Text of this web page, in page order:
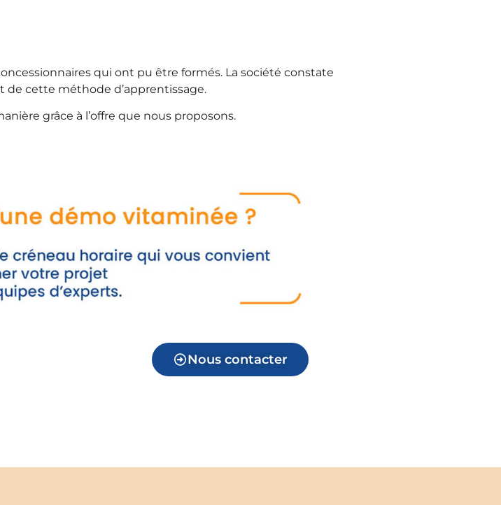
qui ont pu être formés. La société constate
cette méthode d’apprentissage.
grâce à l’offre que nous proposons.
Nous contacter